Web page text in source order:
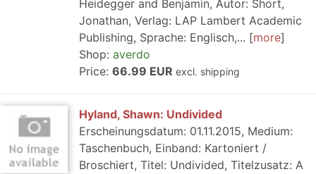
Heidegger and Benjamin, Autor: Short,
Jonathan, Verlag: LAP Lambert Academic
Publishing, Sprache: Englisch,...
more
Shop: averdo
Price: 66.99 EUR excl. shipping
Hyland, Shawn: Undivided
Erscheinungsdatum: 01.11.2015, Medium:
Taschenbuch, Einband: Kartoniert /
Broschiert, Titel: Undivided, Titelzusatz: A